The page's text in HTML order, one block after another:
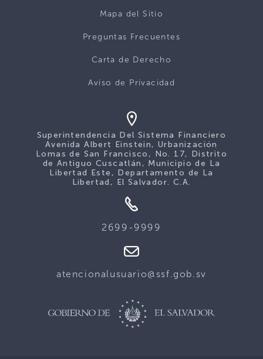
Mapa del Sitio
Preguntas Frecuentes
Carta de Derecho
Aviso de Privacidad
Superintendencia Del Sistema Financiero
Avenida Albert Einstein, Urbanización
Lomas de San Francisco, No. 17, Distrito
de Antiguo Cuscatlán, Municipio de La
Libertad Este, Departamento de La
Libertad, El Salvador. C.A.
2699-9999
atencionalusuario@ssf.gob.sv